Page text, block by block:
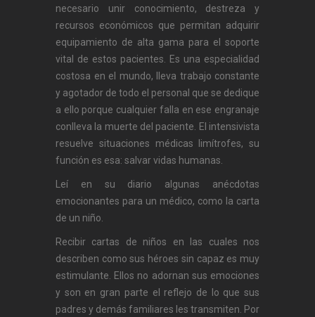
necesario unir conocimiento, destreza y
recursos económicos que permitan adquirir
equipamiento de alta gama para el soporte
vital de estos pacientes. Es una especialidad
costosa en el mundo, lleva trabajo constante
y agotador de todo el personal que se dedique
a ello porque cualquier falla en ese engranaje
conlleva la muerte del paciente. El intensivista
resuelve situaciones médicas limítrofes, su
función es esa: salvar vidas humanas.
Leí en su diario algunas anécdotas
emocionantes para un médico, como la carta
de un niño.
Recibir cartas de niños en las cuales nos
describen como sus héroes sin capaz es muy
estimulante. Ellos no adornan sus emociones
y son en gran parte el reflejo de lo que sus
padres y demás familiares les transmiten. Por